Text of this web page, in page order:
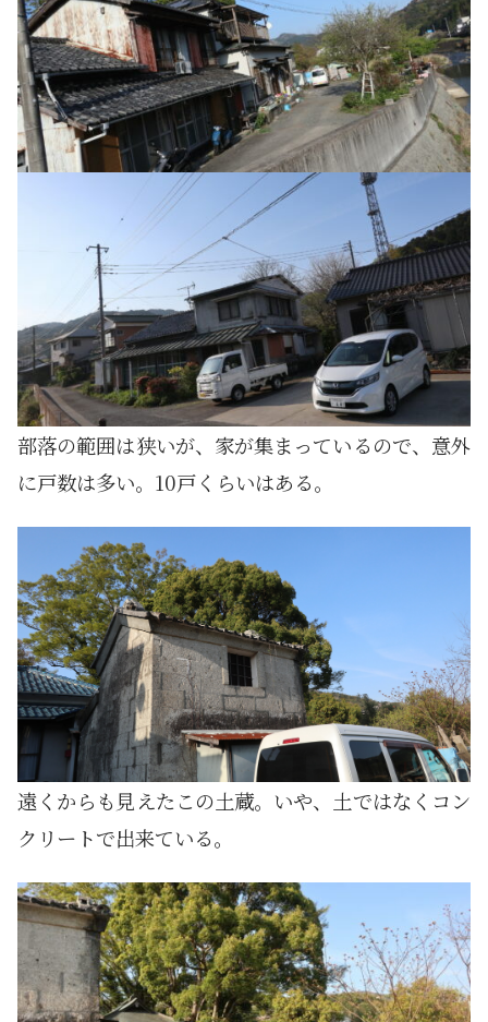
部落の範囲は狭いが、家が集まっているので、意外
に戸数は多い。10戸くらいはある。
遠くからも見えたこの土蔵。いや、土ではなくコン
クリートで出来ている。